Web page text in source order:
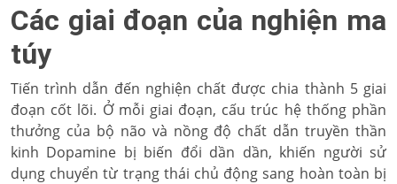
Các giai đoạn của nghiện ma
túy
Tiến trình dẫn đến nghiện chất được chia thành 5 giai
đoạn cốt lõi. Ở mỗi giai đoạn, cấu trúc hệ thống phần
thưởng của bộ não và nồng độ chất dẫn truyền thần
kinh Dopamine bị biến đổi dần dần, khiến người sử
dụng chuyển từ trạng thái chủ động sang hoàn toàn bị